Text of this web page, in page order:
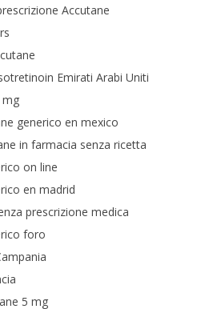
Accutane
Emirati Arabi Uniti
mg
generico en mexico
in farmacia senza ricetta
on line
en madrid
prescrizione medica
foro
5 mg